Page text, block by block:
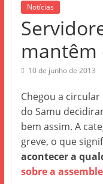
Notícias
mantêm
10 de junho de 2013
Chegou a
do Samu
bem assim. A
greve, o que
acontecer a
sobre a